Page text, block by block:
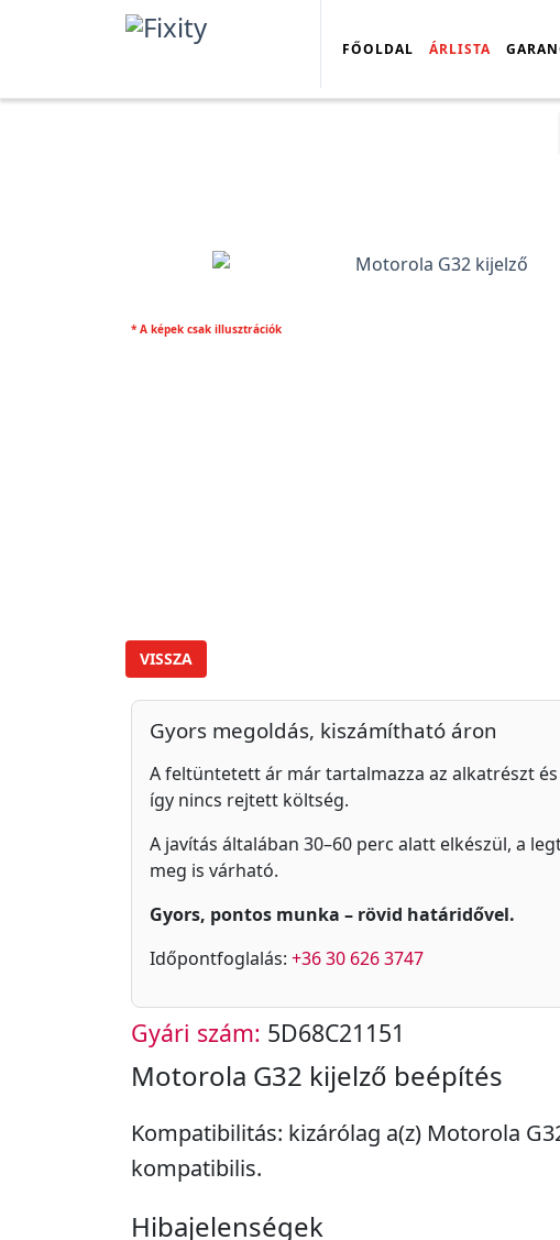
FŐOLDAL ÁRLISTA
* A képek csak illusztrációk
VISSZA
Gyors megoldás, kiszámítható áron
A feltüntetett ár már tartalmazza az alkatrészt és
így nincs rejtett költség.
A javítás általában 30–60 perc alatt elkészül, a
meg is várható.
Gyors, pontos munka – rövid határidővel.
Időpontfoglalás: +36 30 626 3747
Gyári szám: 5D68C21151
Motorola G32 kijelző beépítés
Kompatibilitás: kizárólag a(z) Motorola
kompatibilis.
Hibajelenségek